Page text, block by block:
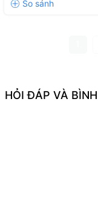
HỎI ĐÁP VÀ